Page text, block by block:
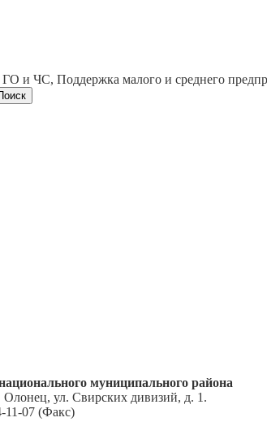
и ЧС, Поддержка малого и среднего
муниципального района
Олонец, ул. Свирских дивизий, д. 1.
11-07 (Факс)